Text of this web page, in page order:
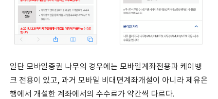
일단 모바일증권 나무의 경우에는 모바일계좌전용과 케이뱅
크 전용이 있고, 과거 모바일 비대면계좌개설이 아니라 제유은
행에서 개설한 계좌에서의 수수료가 약간씩 다르다.